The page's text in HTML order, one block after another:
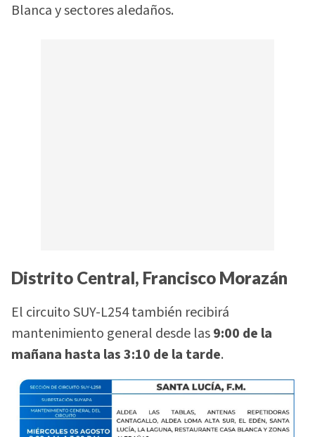
Blanca y sectores aledaños.
Distrito Central, Francisco Morazán
El circuito SUY-L254 también recibirá
mantenimiento general desde las9:00 de la
mañana hasta las 3:10 de la tarde.